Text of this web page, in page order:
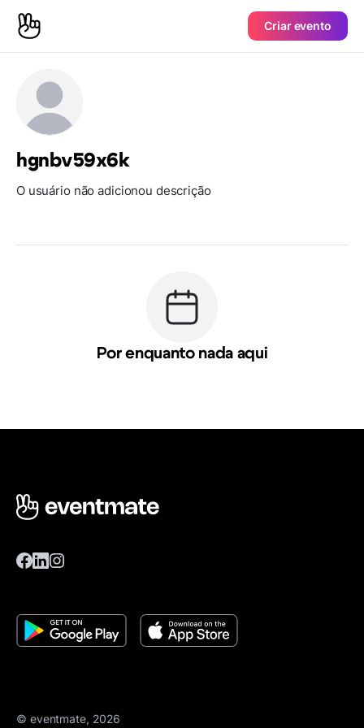
Criar evento
hgnbv59x6k
O usuário não adicionou descrição
Por enquanto nada aqui
© eventmate, 2026